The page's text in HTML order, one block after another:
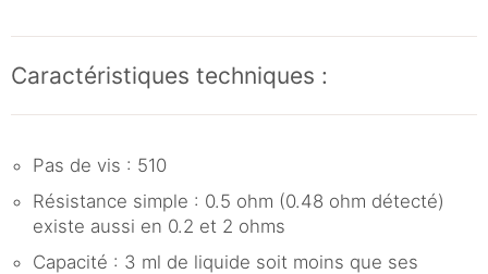
Caractéristiques techniques :
Pas de vis : 510
Résistance simple : 0.5 ohm (0.48 ohm détecté)
existe aussi en 0.2 et 2 ohms
Capacité : 3 ml de liquide soit moins que ses